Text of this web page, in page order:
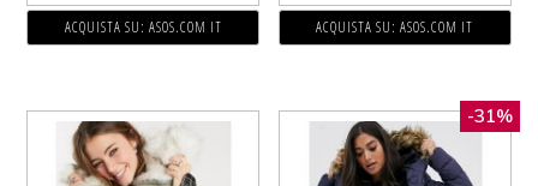
ACQUISTA SU: ASOS.COM IT ACQUISTA SU: ASOS.COM IT
-31%